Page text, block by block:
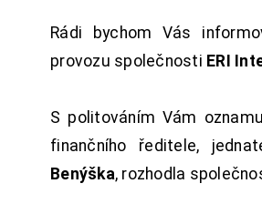
Rádi bychom Vás
provozu společnosti ERI
S politováním Vám
finančního ředitele,
Benýška, rozhodla